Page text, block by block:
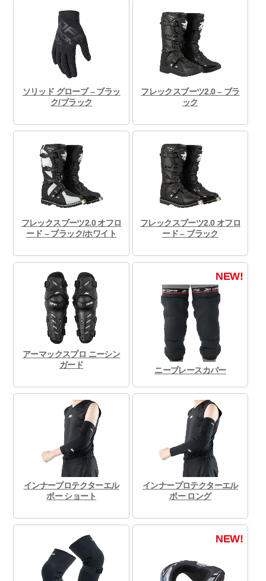
ソリッド グローブ – ブラッ
ク/ブラック
フレックスブーツ2.0 – ブラ
ック
フレックスブーツ2.0 オフロ
ード – ブラック/ホワイト
フレックスブーツ2.0 オフロ
ード – ブラック
アーマックスプロ ニーシン
ガード
NEW!
ニーブレースカバー
インナープロテクターエル
ボー ショート
インナープロテクターエル
ボー ロング
NEW!